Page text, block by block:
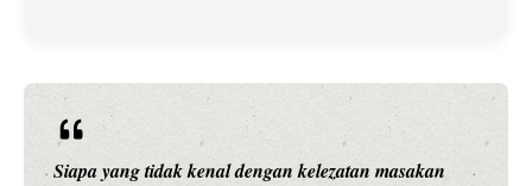
Siapa yang tidak kenal dengan kelezatan masakan